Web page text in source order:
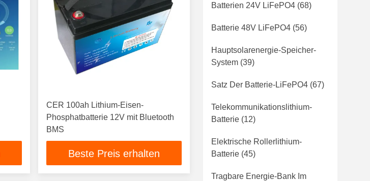
CER 100ah Lithium-Eisen-
Phosphatbatterie 12V mit Bluetooth
BMS
Beste Preis erhalten
Batterien 24V LiFePO4 (68)
Batterie 48V LiFePO4 (56)
Hauptsolarenergie-Speicher-
System (39)
Satz Der Batterie-LiFePO4 (67)
Telekommunikationslithium-
Batterie (12)
Elektrische Rollerlithium-
Batterie (45)
Tragbare Energie-Bank Im